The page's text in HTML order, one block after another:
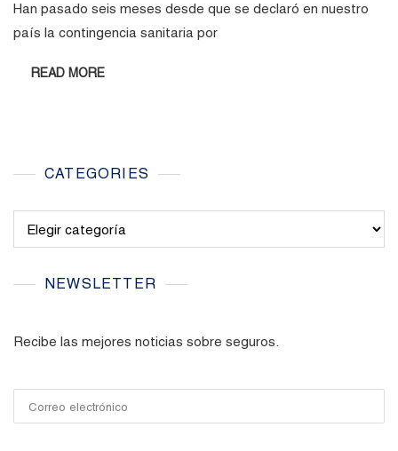
Han pasado seis meses desde que se declaró en nuestro
país la contingencia sanitaria por
READ MORE
CATEGORIES
NEWSLETTER
Recibe las mejores noticias sobre seguros.